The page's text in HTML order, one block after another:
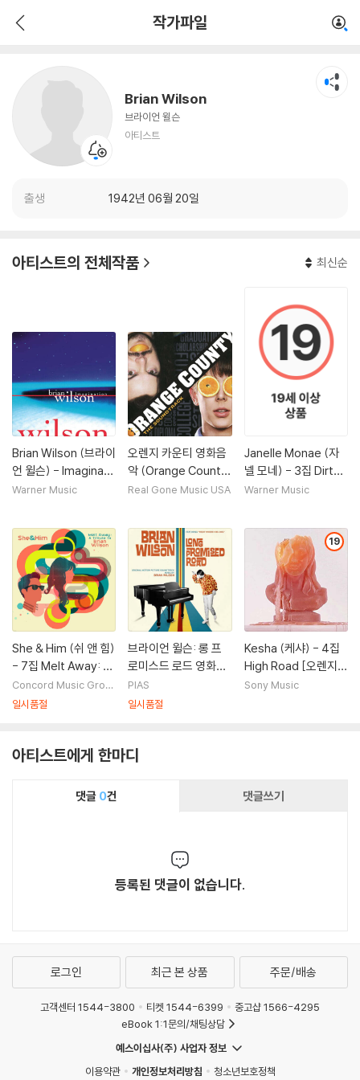
작가파일
Brian Wilson
브라이언 윌슨
아티스트
출생 1942년 06월 20일
아티스트의 전체작품 최신순
Brian Wilson (브라이
언 윌슨) - Imaginati
on [LP]
Warner Music
오렌지 카운티 영화음
악 (Orange County
OST) [후르츠 펀치 컬
Real Gone Music USA
Janelle Monae (자
넬 모네) - 3집 Dirty
Computer [투명 크
Warner Music
She & Him (쉬 앤 힘)
- 7집 Melt Away: A
Tribute to Brian Wil
son [LP]
Concord Music Grou
p
일시품절
브라이언 윌슨: 롱 프
로미스드 로드 영화음
악 (Brian Wilson: Lo
ng Promised Road
PIAS
일시품절
19
Kesha (케샤) - 4집
High Road [오렌지 &
레드 소용돌이 컬러 2L
Sony Music
아티스트에게 한마디
댓글 0건 댓글쓰기
등록된 댓글이 없습니다.
로그인 최근 본 상품 주문/배송
고객센터 1544-3800 티켓 1544-6399
중고샵 1566-4295
eBook 1:1문의/채팅상담
예스이십사(주) 사업자 정보
이용약관
개인정보처리방침 청소년보호정책